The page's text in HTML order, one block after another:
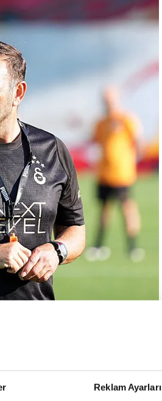
Reklam Ayarları
ilgili çalışmalar yaparken,
geliyor.